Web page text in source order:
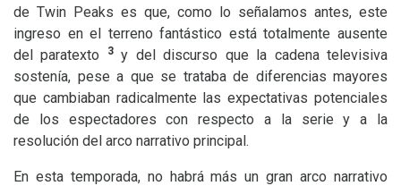
de Twin Peaks es que, como lo señalamos antes, este
ingreso en el terreno fantástico está totalmente ausente
del paratexto
3y del discurso que la cadena televisiva
sostenía, pese a que se trataba de diferencias mayores
que cambiaban radicalmente las expectativas potenciales
de los espectadores con respecto a la serie y a la
resolución del arco narrativo principal.
En esta temporada, no habrá más un gran arco narrativo